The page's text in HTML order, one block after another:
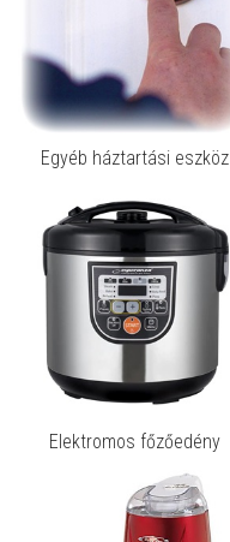
Egyéb háztartási eszköz
Elektromos főzőedény